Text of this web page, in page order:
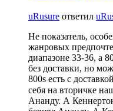
uRusure ответил
Не показатель,
жанровых
диапазоне 33-36, а
без доставки, но
800s есть с
себя на вторичке
Ананду. А